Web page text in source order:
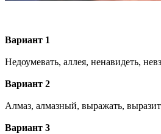
Вариант 1
Недоумевать, аллея, ненавидеть,
Вариант 2
Алмаз, алмазный, выражать,
Вариант 3